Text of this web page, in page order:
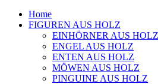
Home
FIGUREN AUS HOLZ
EINHÖRNER AUS HOLZ
ENGEL AUS HOLZ
ENTEN AUS HOLZ
MÖWEN AUS HOLZ
PINGUINE AUS HOLZ